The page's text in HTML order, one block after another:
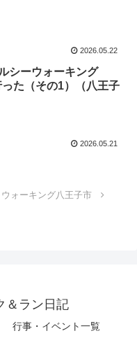
2026.05.22
シーウォーキング
た（その1）（八王子
2026.05.21
ウォーキング八王子市
＆ラン日記
行事・イベント一覧